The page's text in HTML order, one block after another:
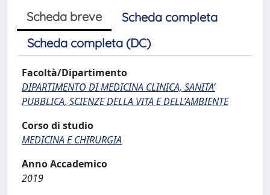
Scheda breve
Scheda completa
Scheda completa (DC)
Facoltà/Dipartimento
DIPARTIMENTO DI MEDICINA CLINICA, SANITA’
PUBBLICA, SCIENZE DELLA VITA E DELL’AMBIENTE
Corso di studio
MEDICINA E CHIRURGIA
Anno Accademico
2019